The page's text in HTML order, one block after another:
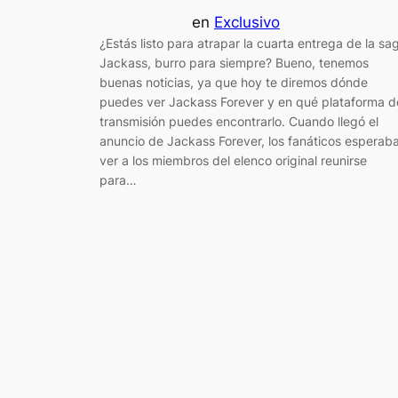
en Exclusivo
¿Estás listo para atrapar la cuarta entrega de la
Jackass, burro para siempre? Bueno, tenemos
buenas noticias, ya que hoy te diremos dónde
puedes ver Jackass Forever y en qué plataforma
transmisión puedes encontrarlo. Cuando llegó el
anuncio de Jackass Forever, los fanáticos
ver a los miembros del elenco original reunirse
para…